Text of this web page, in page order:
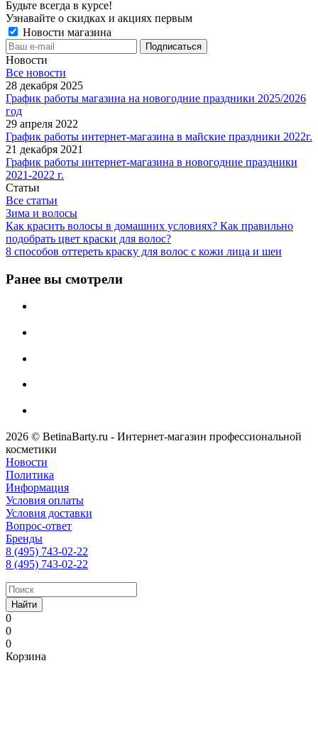
Будьте всегда в курсе!
Узнавайте о скидках и акциях первым
Новости магазина
Новости
Все новости
28 декабря 2025
График работы магазина на новогодние праздники 2025/2026
год
29 апреля 2022
График работы интернет-магазина в майские праздники 2022г.
21 декабря 2021
График работы интернет-магазина в новогодние праздники
2021-2022 г.
Статьи
Все статьи
Зима и волосы
Как красить волосы в домашних условиях? Как правильно
подобрать цвет краски для волос?
8 способов оттереть краску для волос с кожи лица и шеи
Ранее вы смотрели
2026 © BetinaBarty.ru - Интернет-магазин профессиональной
косметики
Новости
Политика
Информация
Условия оплаты
Условия доставки
Вопрос-ответ
Бренды
8 (495) 743-02-22
8 (495) 743-02-22
Найти
0
0
0
Корзина